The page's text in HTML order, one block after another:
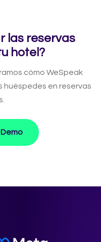
las reservas
hotel?
cómo WeSpeak
huéspedes en reservas